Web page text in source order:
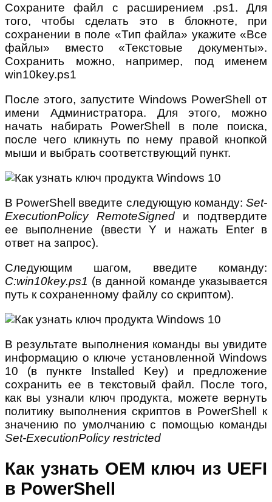
Сохраните файл с расширением .ps1. Для
того, чтобы сделать это в блокноте, при
сохранении в поле «Тип файла» укажите «Все
файлы» вместо «Текстовые документы».
Сохранить можно, например, под именем
win10key.ps1
После этого, запустите Windows PowerShell от
имени Администратора. Для этого, можно
начать набирать PowerShell в поле поиска,
после чего кликнуть по нему правой кнопкой
мыши и выбрать соответствующий пункт.
В PowerShell введите следующую команду: Set-
ExecutionPolicy RemoteSigned и подтвердите
ее выполнение (ввести Y и нажать Enter в
ответ на запрос).
Следующим шагом, введите команду:
C:win10key.ps1 (в данной команде указывается
путь к сохраненному файлу со скриптом).
В результате выполнения команды вы увидите
информацию о ключе установленной Windows
10 (в пункте Installed Key) и предложение
сохранить ее в текстовый файл. После того,
как вы узнали ключ продукта, можете вернуть
политику выполнения скриптов в PowerShell к
значению по умолчанию с помощью команды
Set-ExecutionPolicy restricted
Как узнать OEM ключ из UEFI
в PowerShell